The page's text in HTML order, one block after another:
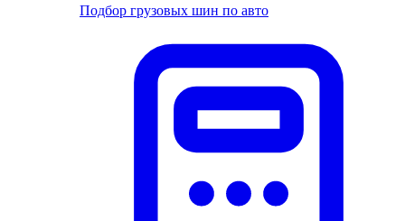
Подбор грузовых шин по авто